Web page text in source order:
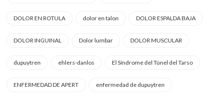
DOLOR EN ROTULA dolor en talon DOLOR ESPALDA BAJA
DOLOR INGUINAL Dolor lumbar DOLOR MUSCULAR
dupuytren ehlers-danlos El Síndrome del Túnel del Tarso
ENFERMEDAD DE APERT enfermedad de dupuytren